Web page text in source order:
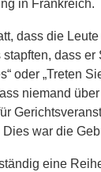
in Frankreich.
dass die
dass
oder „Treten
niemand
war die
eine